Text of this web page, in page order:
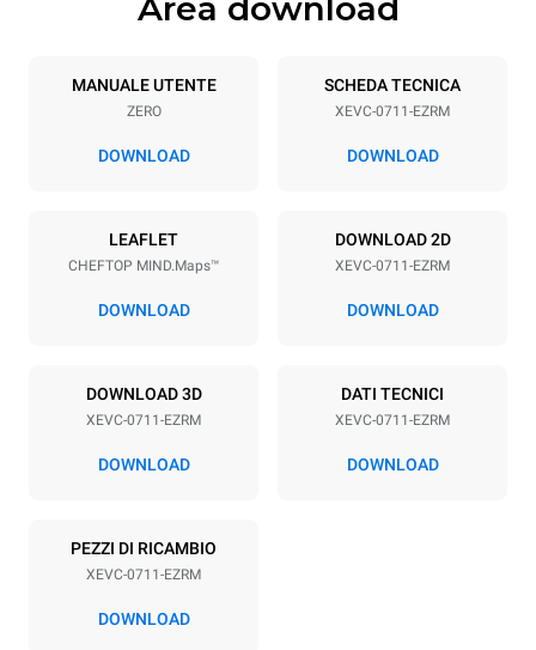
Specifiche teglia
7 GN 1/1
Passo teglie
380-415V 3N~ / 220-240V
3~ / 220-240V 1~
11,7 kW
50 / 60 Hz NON INCLUSO
39.7 kWh/gg
Area download
MANUALE UTENTE
ZERO
DOWNLOAD
SCHEDA TECNICA
XEVC-0711-EZRM
DOWNLOAD
LEAFLET
CHEFTOP MIND.Maps™
DOWNLOAD
DOWNLOAD 2D
XEVC-0711-EZRM
DOWNLOAD
DOWNLOAD 3D
XEVC-0711-EZRM
DOWNLOAD
DATI TECNICI
XEVC-0711-EZRM
DOWNLOAD
PEZZI DI RICAMBIO
XEVC-0711-EZRM
DOWNLOAD